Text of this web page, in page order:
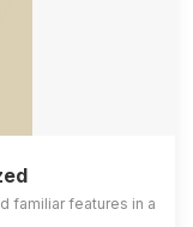
familiar features in a